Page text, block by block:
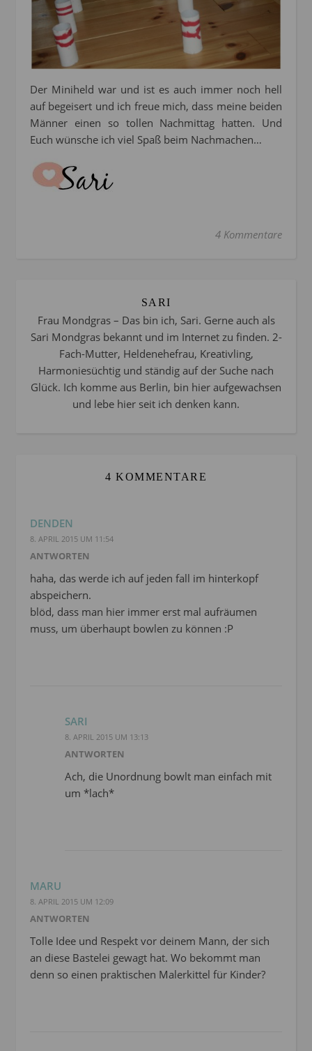
Der Miniheld war und ist es auch immer noch hell
auf begeisert und ich freue mich, dass meine beiden
Männer einen so tollen Nachmittag hatten. Und
Euch wünsche ich viel Spaß beim Nachmachen…
4 Kommentare
SARI
Frau Mondgras – Das bin ich, Sari. Gerne auch als
Sari Mondgras bekannt und im Internet zu finden. 2-
Fach-Mutter, Heldenehefrau, Kreativling,
Harmoniesüchtig und ständig auf der Suche nach
Glück. Ich komme aus Berlin, bin hier aufgewachsen
und lebe hier seit ich denken kann.
4 KOMMENTARE
DENDEN
8. APRIL 2015 UM 11:54
ANTWORTEN
haha, das werde ich auf jeden fall im hinterkopf
abspeichern.
blöd, dass man hier immer erst mal aufräumen
muss, um überhaupt bowlen zu können :P
SARI
8. APRIL 2015 UM 13:13
ANTWORTEN
Ach, die Unordnung bowlt man einfach mit
um *lach*
MARU
8. APRIL 2015 UM 12:09
ANTWORTEN
Tolle Idee und Respekt vor deinem Mann, der sich
an diese Bastelei gewagt hat. Wo bekommt man
denn so einen praktischen Malerkittel für Kinder?